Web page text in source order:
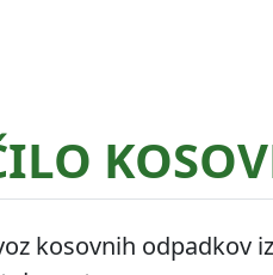
Odpadki Osmrtnice
kosovnih odpadkov